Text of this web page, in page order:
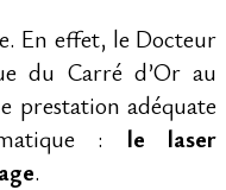
En effet, le Docteur
du Carré d’Or au
prestation adéquate
: le laser
.